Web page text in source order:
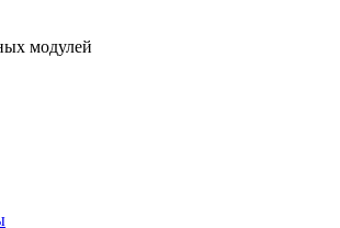
модулей